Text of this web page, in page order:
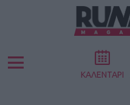
Menu ΚΑΛΕΝΤΑΡΙ